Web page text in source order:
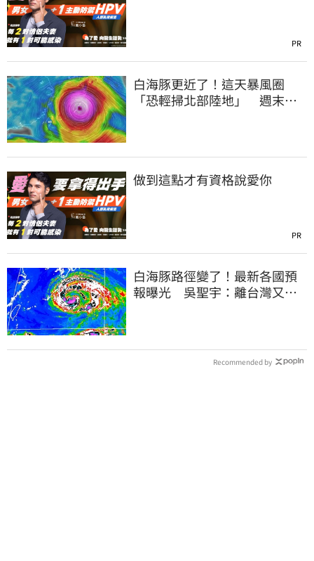
PR
白海豚更近了！這天暴風圈
「恐輕掃北部陸地」 週末風
做到這點才有資格說愛你
PR
白海豚路徑變了！最新各國預
報曝光 吳聖宇：離台灣又更
Recommended by